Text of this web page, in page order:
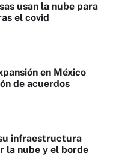
usan la nube para
el covid
en México
de acuerdos
infraestructura
la nube y el borde